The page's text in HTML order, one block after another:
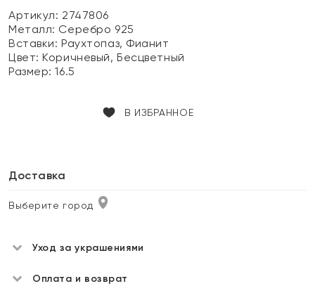
Артикул: 2747806
Металл: Серебро 925
Вставки:Раухтопаз, Фианит
Цвет:Коричневый, Бесцветный
Размер:16.5
В ИЗБРАННОЕ
Доставка
Выберите город
Уход за украшениями
Оплата и возврат